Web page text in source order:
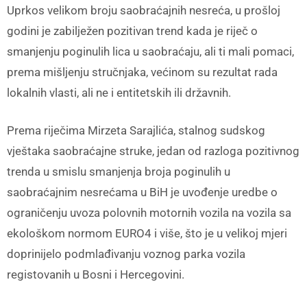
Uprkos velikom broju saobraćajnih nesreća, u prošloj
godini je zabilježen pozitivan trend kada je riječ o
smanjenju poginulih lica u saobraćaju, ali ti mali pomaci,
prema mišljenju stručnjaka, većinom su rezultat rada
lokalnih vlasti, ali ne i entitetskih ili državnih.
Prema riječima Mirzeta Sarajlića, stalnog sudskog
vještaka saobraćajne struke, jedan od razloga pozitivnog
trenda u smislu smanjenja broja poginulih u
saobraćajnim nesrećama u BiH je uvođenje uredbe o
ograničenju uvoza polovnih motornih vozila na vozila sa
ekološkom normom EURO4 i više, što je u velikoj mjeri
doprinijelo podmlađivanju voznog parka vozila
registovanih u Bosni i Hercegovini.